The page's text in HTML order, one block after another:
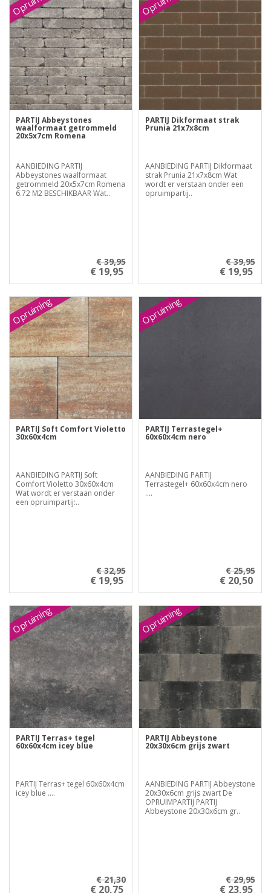
PARTIJ Abbeystones
waalformaat getrommeld
20x5x7cm Romena
AANBIEDING PARTIJ
Abbeystones waalformaat
getrommeld 20x5x7cm Romena
6.72 M2 BESCHIKBAAR Wat..
€ 39,95
€ 19,95
PARTIJ Dikformaat strak
Prunia 21x7x8cm
AANBIEDING PARTIJ Dikformaat
strak Prunia 21x7x8cm Wat
wordt er verstaan onder een
opruimpartij..
€ 39,95
€ 19,95
Opruiming
PARTIJ Soft Comfort Violetto
30x60x4cm
AANBIEDING PARTIJ Soft
Comfort Violetto 30x60x4cm
Wat wordt er verstaan onder
een opruimpartij:..
€ 32,95
€ 19,95
Opruiming
PARTIJ Terrastegel+
60x60x4cm nero
AANBIEDING PARTIJ
Terrastegel+ 60x60x4cm nero
....
€ 25,95
€ 20,50
Opruiming
PARTIJ Terras+ tegel
60x60x4cm icey blue
PARTIJ Terras+ tegel 60x60x4cm
icey blue ....
€ 21,30
€ 20,75
Opruiming
PARTIJ Abbeystone
20x30x6cm grijs zwart
AANBIEDING PARTIJ Abbeystone
20x30x6cm grijs zwart De
OPRUIMPARTIJ PARTIJ
Abbeystone 20x30x6cm gr..
€ 29,95
€ 23,95